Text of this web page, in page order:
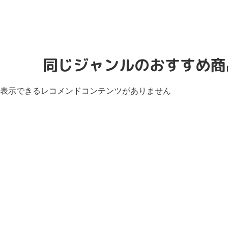
同じジャンルのおすすめ
表示できるレコメンドコンテンツがありません